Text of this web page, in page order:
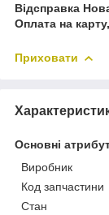
Відсправка
Оплата на
Приховати
Основні
Виробник
Код запчастини
Стан